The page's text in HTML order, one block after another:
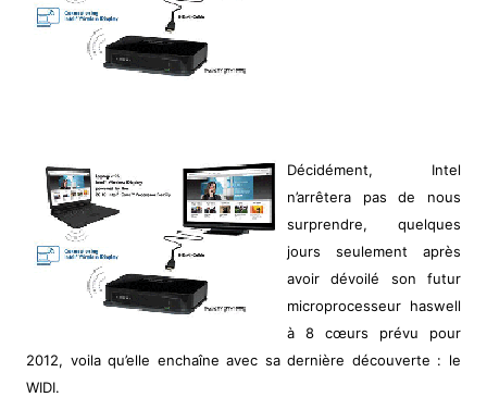
Décidément, Intel
n’arrêtera pas de nous
surprendre, quelques
jours seulement après
avoir dévoilé son futur
microprocesseur haswell
à 8 cœurs prévu pour
2012, voila qu’elle enchaîne avec sa dernière découverte : le
WIDI.